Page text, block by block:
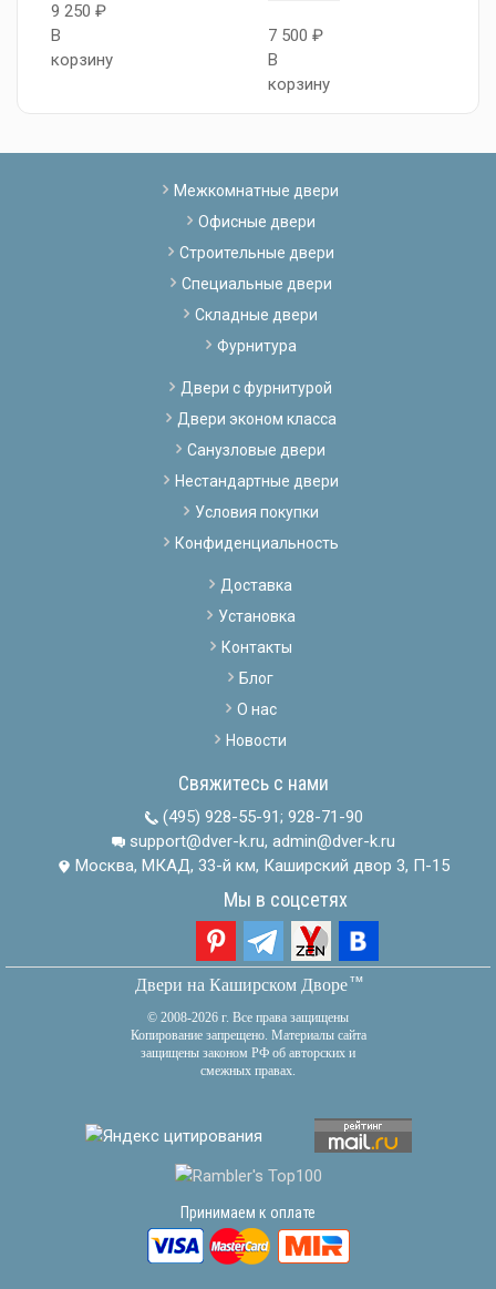
9 250 ₽
В
корзину
7 500 ₽
В
корзину
Межкомнатные двери
Офисные двери
Строительные двери
Специальные двери
Складные двери
Фурнитура
Двери с фурнитурой
Двери эконом класса
Санузловые двери
Нестандартные двери
Условия покупки
Конфиденциальность
Доставка
Установка
Контакты
Блог
О нас
Новости
Свяжитесь с нами
(495) 928-55-91; 928-71-90
support@dver-k.ru, admin@dver-k.ru
Москва, МКАД, 33-й км, Каширский двор 3, П-15
Мы в соцсетях
Двери на Каширском Дворетм
© 2008-2026 г. Все права защищены
Копирование запрещено. Материалы сайта
защищены законом РФ об авторских и
смежных правах.
Принимаем к оплате